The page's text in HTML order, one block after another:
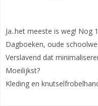
Ja..het meeste is weg! Nog
Dagboeken, oude
Verslavend dat
Moeilijkst?
Kleding en